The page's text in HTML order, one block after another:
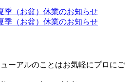
季（お盆）休業のお知らせ
季（お盆）休業のお知らせ
ーアルのことはお気軽にプロにご